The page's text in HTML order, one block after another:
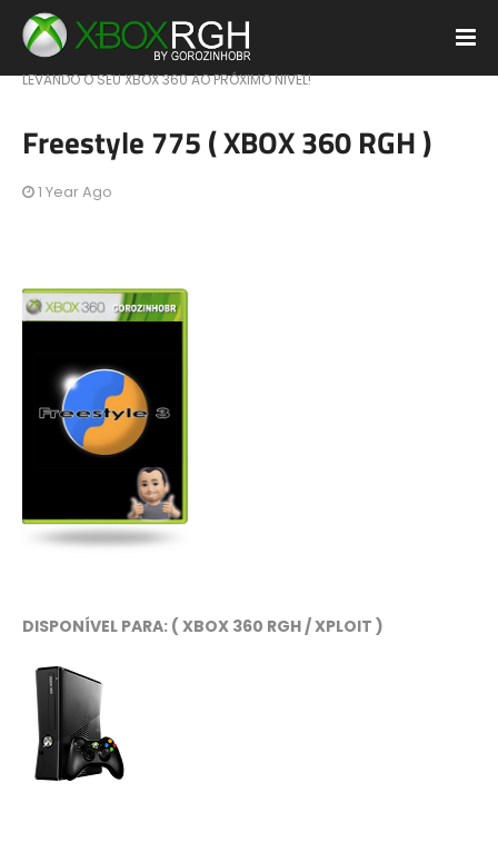
LEVANDO O SEU XBOX 360 AO PRÓXIMO NIVEL!
Freestyle 775 ( XBOX 360 RGH )
1 Year Ago
DISPONÍVEL PARA: ( XBOX 360 RGH / XPLOIT )